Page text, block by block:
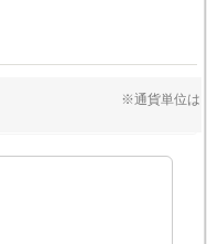
※通貨単位は